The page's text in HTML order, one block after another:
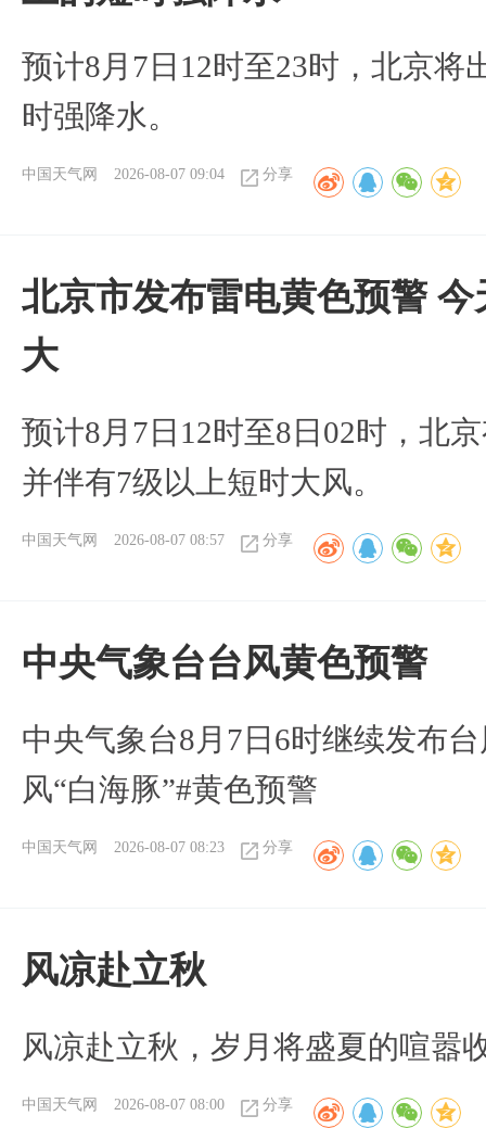
预计8月7日12时至23时，北京将
时强降水。
中国天气网 2026-08-07 09:04 分享
北京市发布雷电黄色预警
大
预计8月7日12时至8日02时，北
并伴有7级以上短时大风。
中国天气网 2026-08-07 08:57 分享
​中央气象台台风黄色预警
中央气象台8月7日6时继续发布
风“白海豚”#黄色预警
中国天气网 2026-08-07 08:23 分享
风凉赴立秋
风凉赴立秋，岁月将盛夏的喧嚣
中国天气网 2026-08-07 08:00 分享